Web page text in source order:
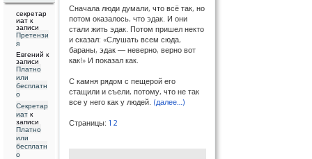
секретар
иат к
записи
Претензи
я
Евгений к
записи
Платно
или
бесплатн
о
Секретар
иат к
записи
Платно
или
бесплатн
о
Сначала люди думали, что всё так, но
потом оказалось, что эдак. И они
стали жить эдак. Потом пришел некто
и сказал: «Слушать всем сюда,
бараны, эдак — неверно, верно вот
как!» И показал как.
С камня рядом с пещерой его
стащили и съели, потому, что не так
все у него как у людей. (далее…)
Страницы: 1 2